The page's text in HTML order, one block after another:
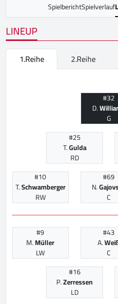
SpielberichtSpielverlauf
LINEUP
1.Reihe 2.Reihe
#32
D.
G
#25
T.Gulda
RD
#10
T.Schwamberger
RW
#69
N.
C
#9
M.Müller
LW
#43
A.
C
#16
P.Zerressen
LD